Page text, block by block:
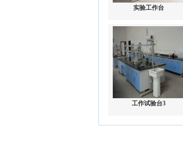
实验工作台
工作试验台3